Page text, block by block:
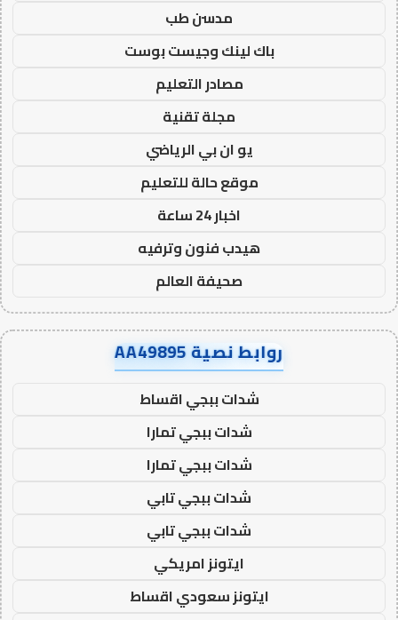
مدسن طب
باك لينك وجيست بوست
مصادر التعليم
مجلة تقنية
يو ان بي الرياضي
موقع حالة للتعليم
اخبار 24 ساعة
هيدب فنون وترفيه
صحيفة العالم
روابط نصية AA49895
شدات ببجي اقساط
شدات ببجي تمارا
شدات ببجي تمارا
شدات ببجي تابي
شدات ببجي تابي
ايتونز امريكي
ايتونز سعودي اقساط